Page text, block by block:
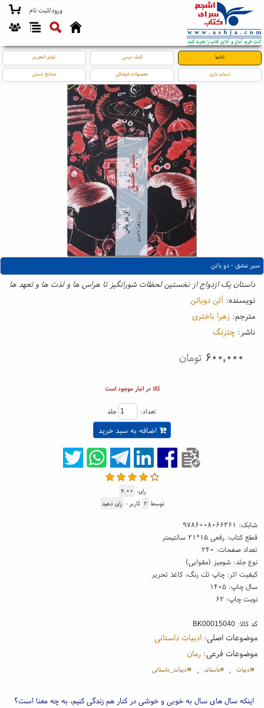
ورود/ثبت نام
کتابها کمک درسی لوازم التحریر
اسباب بازی محصولات فرهنگی صنایع دستی
سیر عشق - دو باتن
داستان یک ازدواج از نخستین لحظات شورانگیز تا هراس ها و لذت ها و تعهد ها
نویسنده: آلن دوباتن
مترجم: زهرا باختری
ناشر: چترنگ
۶۰۰,۰۰۰ تومان
کالا در انبار موجود است
تعداد: جلد
اضافه به سبد خرید
رای: ۴.۰۰
توسط ۲ کاربر - رای دهید
شابک: ۹۷۸۶۰۰۸۰۶۶۳۶۱
قطع کتاب: رقعی ۱۵*۲۱ سانتیمتر
تعداد صفحات: ۲۴۰
نوع جلد: شومیز (مقوایی)
کیفیت اثر: چاپ تك رنگ، کاغذ تحریر
سال چاپ: ۱۴۰۵
نوبت چاپ: ۶۲
کد کالا:BK00015040
موضوعات اصلی:ادبیات داستانی
موضوعات فرعی: رمان
#ادبیات ، #داستان ، #ادبیات_داستانی
اینکه سال های سال به خوبی و خوشی در کنار هم زندگی کنیم، به چه معنا است؟